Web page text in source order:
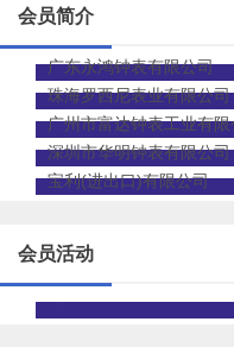
会员简介
广东永鸿钟表有限公司
珠海罗西尼表业有限公司
广州市富达钟表工业有限
深圳市华明钟表有限公司
宝利(进出口)有限公司
会员活动